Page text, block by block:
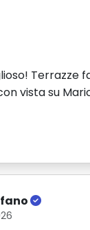
Terrazze
vista su